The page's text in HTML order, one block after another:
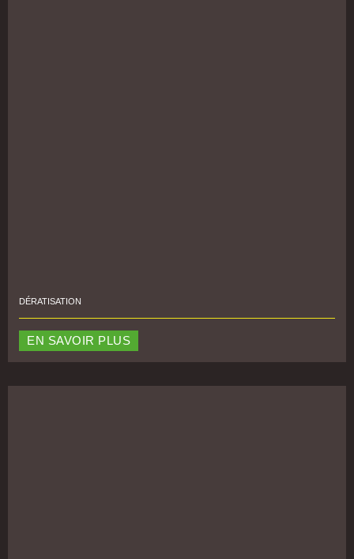
DÉRATISATION
EN SAVOIR PLUS